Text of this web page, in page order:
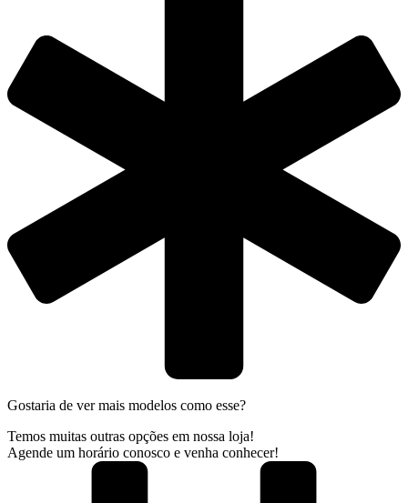
Gostaria de ver mais modelos como esse?
Temos muitas outras opções em nossa loja!
Agende um horário conosco e venha conhecer!